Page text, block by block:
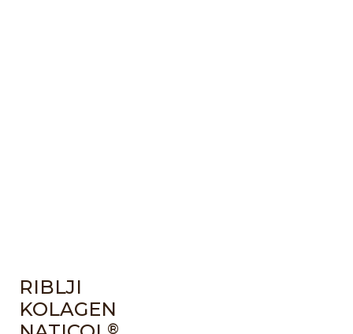
RIBLJI
KOLAGEN
®